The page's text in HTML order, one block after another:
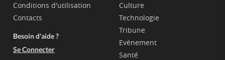
Conditions d'utilisation
Contacts
Besoin d'aide ?
Se Connecter
Culture
Technologie
Tribune
Evènement
Santé